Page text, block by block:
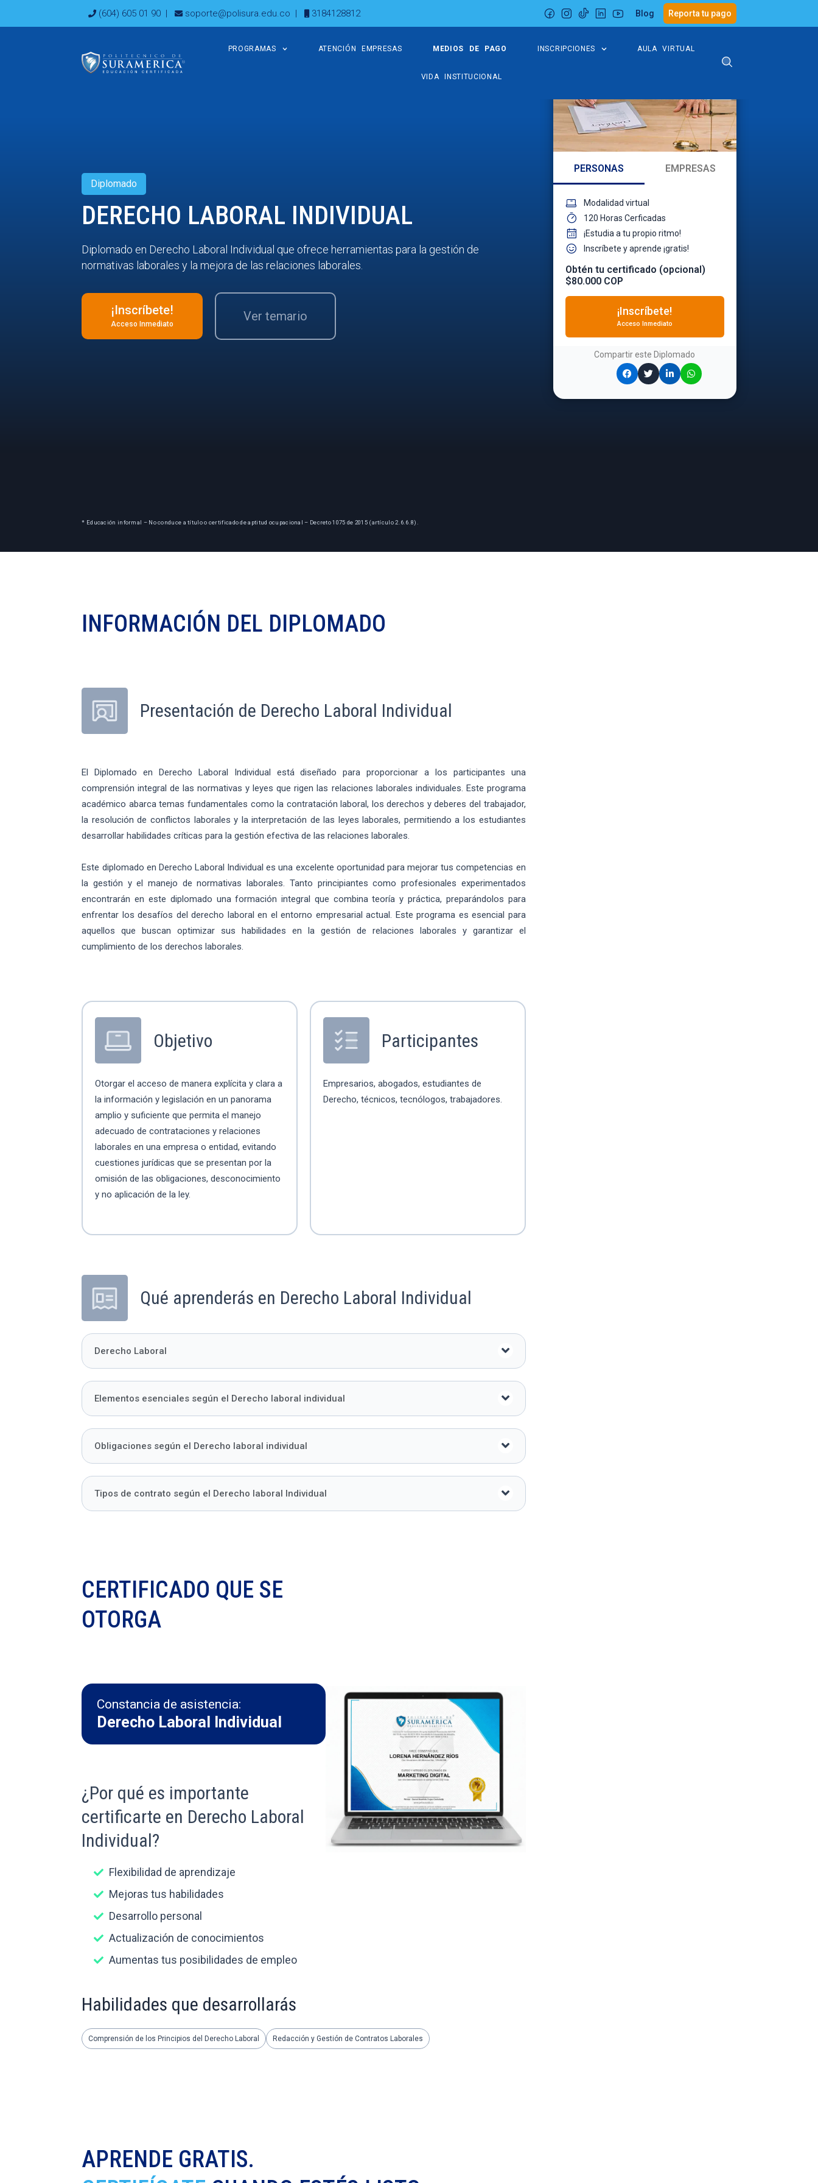
(604) 605 01 90 | soporte@polisura.edu.co | 3184128812 Blog Reporta tu pago
PROGRAMAS ATENCIÓN EMPRESAS MEDIOS DE PAGO INSCRIPCIONES AULA VIRTUAL
VIDA INSTITUCIONAL
Diplomado
DERECHO LABORAL INDIVIDUAL
Diplomado en Derecho Laboral Individual que ofrece herramientas para la gestión de
normativas laborales y la mejora de las relaciones laborales.
¡Inscríbete!
Acceso Inmediato
Ver temario
* Educación informal – No conduce a título o certificado de aptitud ocupacional – Decreto 1075 de 2015 (artículo 2.6.6.8).
INFORMACIÓN DEL DIPLOMADO
Presentación de Derecho Laboral Individual
El Diplomado en Derecho Laboral Individual está diseñado para proporcionar a los participantes una
comprensión integral de las normativas y leyes que rigen las relaciones laborales individuales. Este programa
académico abarca temas fundamentales como la contratación laboral, los derechos y deberes del trabajador,
la resolución de conflictos laborales y la interpretación de las leyes laborales, permitiendo a los estudiantes
desarrollar habilidades críticas para la gestión efectiva de las relaciones laborales.
Este diplomado en Derecho Laboral Individual es una excelente oportunidad para mejorar tus competencias en
la gestión y el manejo de normativas laborales. Tanto principiantes como profesionales experimentados
encontrarán en este diplomado una formación integral que combina teoría y práctica, preparándolos para
enfrentar los desafíos del derecho laboral en el entorno empresarial actual. Este programa es esencial para
aquellos que buscan optimizar sus habilidades en la gestión de relaciones laborales y garantizar el
cumplimiento de los derechos laborales.
Objetivo
Otorgar el acceso de manera explícita y clara a
la información y legislación en un panorama
amplio y suficiente que permita el manejo
adecuado de contrataciones y relaciones
laborales en una empresa o entidad, evitando
cuestiones jurídicas que se presentan por la
omisión de las obligaciones, desconocimiento
y no aplicación de la ley.
Participantes
Empresarios, abogados, estudiantes de
Derecho, técnicos, tecnólogos, trabajadores.
Qué aprenderás en Derecho Laboral Individual
Derecho Laboral
Elementos esenciales según el Derecho laboral individual
Obligaciones según el Derecho laboral individual
Tipos de contrato según el Derecho laboral Individual
PERSONAS EMPRESAS
Modalidad virtual
120 Horas Cerficadas
¡Estudia a tu propio ritmo!
Inscríbete y aprende ¡gratis!
Obtén tu certificado (opcional)
$80.000 COP
¡Inscríbete!
Acceso Inmediato
Compartir este Diplomado
CERTIFICADO QUE SE
OTORGA
Constancia de asistencia:
Derecho Laboral Individual
¿Por qué es importante
certificarte en Derecho Laboral
Individual?
Flexibilidad de aprendizaje
Mejoras tus habilidades
Desarrollo personal
Actualización de conocimientos
Aumentas tus posibilidades de empleo
Habilidades que desarrollarás
Comprensión de los Principios del Derecho Laboral Redacción y Gestión de Contratos Laborales
APRENDE GRATIS.